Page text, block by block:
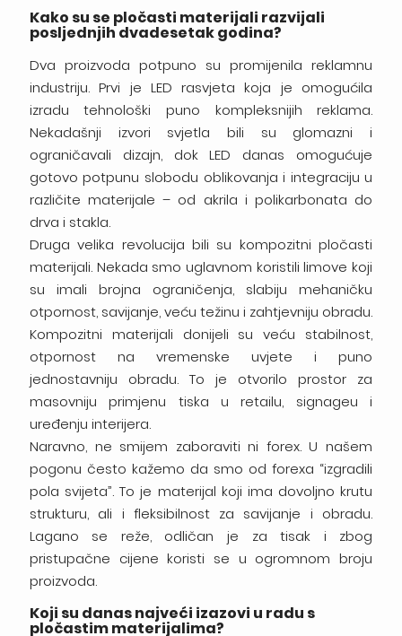
Kako su se pločasti materijali razvijali
posljednjih dvadesetak godina?
Dva proizvoda potpuno su promijenila reklamnu
industriju. Prvi je LED rasvjeta koja je omogućila
izradu tehnološki puno kompleksnijih reklama.
Nekadašnji izvori svjetla bili su glomazni i
ograničavali dizajn, dok LED danas omogućuje
gotovo potpunu slobodu oblikovanja i integraciju u
različite materijale – od akrila i polikarbonata do
drva i stakla.
Druga velika revolucija bili su kompozitni pločasti
materijali. Nekada smo uglavnom koristili limove koji
su imali brojna ograničenja, slabiju mehaničku
otpornost, savijanje, veću težinu i zahtjevniju obradu.
Kompozitni materijali donijeli su veću stabilnost,
otpornost na vremenske uvjete i puno
jednostavniju obradu. To je otvorilo prostor za
masovniju primjenu tiska u retailu, signageu i
uređenju interijera.
Naravno, ne smijem zaboraviti ni forex. U našem
pogonu često kažemo da smo od forexa “izgradili
pola svijeta”. To je materijal koji ima dovoljno krutu
strukturu, ali i fleksibilnost za savijanje i obradu.
Lagano se reže, odličan je za tisak i zbog
pristupačne cijene koristi se u ogromnom broju
proizvoda.
Koji su danas najveći izazovi u radu s
pločastim materijalima?